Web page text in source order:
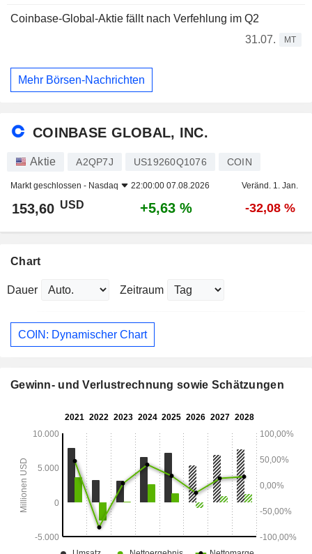
Coinbase-Global-Aktie fällt nach Verfehlung im Q2
31.07.
MT
Mehr Börsen-Nachrichten
COINBASE GLOBAL, INC.
Aktie A2QP7J US19260Q1076 COIN
Markt geschlossen - Nasdaq 22:00:00 07.08.2026 Veränd. 1. Jan.
153,60 USD +5,63 % -32,08 %
Chart
Dauer Zeitraum
COIN: Dynamischer Chart
Gewinn- und Verlustrechnung sowie Schätzungen